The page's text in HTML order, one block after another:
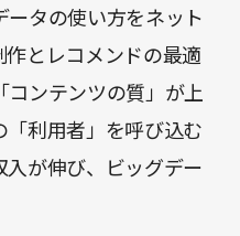
ータの使い方をネット
とレコメンドの最適
ンテンツの質」が上
利用者」を呼び込む
入が伸び、ビッグデー